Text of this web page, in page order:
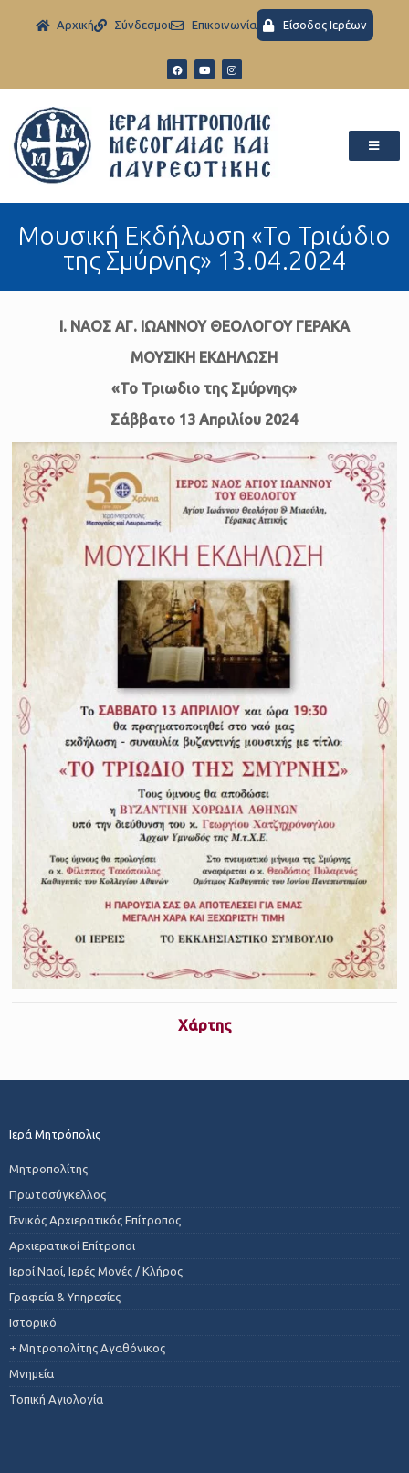
Aρχική Σύνδεσμοι Eπικοινωνία Είσοδος Ιερέων
Μουσική Εκδήλωση «Το Τριώδιο
της Σμύρνης» 13.04.2024
Ι. ΝΑΟΣ ΑΓ. ΙΩΑΝΝΟΥ ΘΕΟΛΟΓΟΥ ΓΕΡΑΚΑ
ΜΟΥΣΙΚΗ ΕΚΔΗΛΩΣΗ
«Το Τριωδιο της Σμύρνης»
Σάββατο 13 Απριλίου 2024
Χάρτης
Ιερά Μητρόπολις
Μητροπολίτης
Πρωτοσύγκελλος
Γενικός Αρχιερατικός Επίτροπος
Αρχιερατικοί Επίτροποι
Ιεροί Ναοί, Ιερές Μονές / Κλήρος
Γραφεία & Υπηρεσίες
Ιστορικό
+ Μητροπολίτης Αγαθόνικος
Μνημεία
Τοπική Αγιολογία